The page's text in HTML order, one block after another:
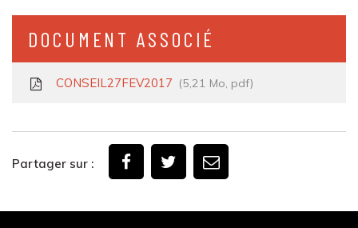
DOCUMENT ASSOCIÉ
CONSEIL27FEV2017 5,21 Mo, pdf
Partager sur :